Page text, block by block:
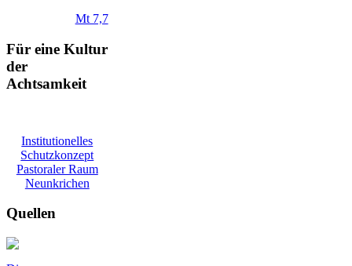
Mt 7,7
Für eine Kultur
der
Achtsamkeit
Institutionelles
Schutzkonzept
Pastoraler Raum
Neunkrichen
Quellen